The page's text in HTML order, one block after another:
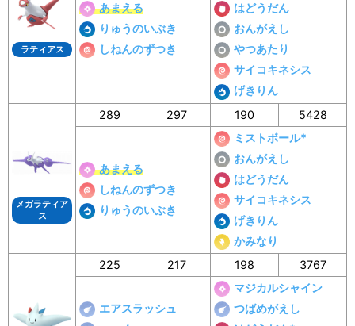
ラティアス
あまえる
りゅうのいぶき
しねんのずつき
はどうだん
おんがえし
やつあたり
サイコキネシス
げきりん
メガラティア
ス
289 297 190 5428
あまえる
しねんのずつき
りゅうのいぶき
ミストボール*
おんがえし
はどうだん
サイコキネシス
げきりん
かみなり
225 217 198 3767
エアスラッシュ
マジカルシャイン
つばめがえし